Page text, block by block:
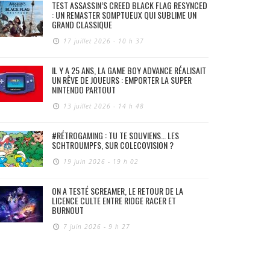
TEST ASSASSIN’S CREED BLACK FLAG RESYNCED
: UN REMASTER SOMPTUEUX QUI SUBLIME UN
GRAND CLASSIQUE
17 juillet 2026 - 10 h 37
IL Y A 25 ANS, LA GAME BOY ADVANCE RÉALISAIT
UN RÊVE DE JOUEURS : EMPORTER LA SUPER
NINTENDO PARTOUT
13 juillet 2026 - 14 h 48
#RÉTROGAMING : TU TE SOUVIENS… LES
SCHTROUMPFS, SUR COLECOVISION ?
19 juin 2026 - 19 h 02
ON A TESTÉ SCREAMER, LE RETOUR DE LA
LICENCE CULTE ENTRE RIDGE RACER ET
BURNOUT
7 juin 2026 - 9 h 27